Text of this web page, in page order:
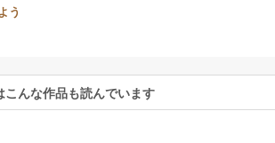
う
こんな作品も読んでいます